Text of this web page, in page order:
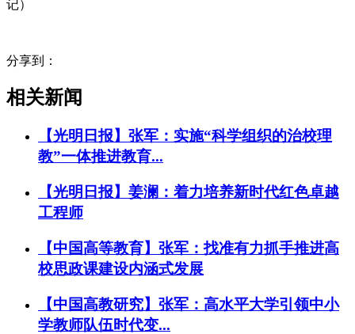
记）
分享到：
相关新闻
【光明日报】张军：实施“科学组织的治校理
教”一体推进教育...
【光明日报】姜澜：着力培养新时代红色卓越
工程师
【中国高等教育】张军：找准有力抓手推进高
校思政课建设内涵式发展
【中国高教研究】张军：高水平大学引领中小
学教师队伍时代变...